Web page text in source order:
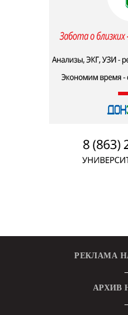
РЕКЛАМА
АРХИВ